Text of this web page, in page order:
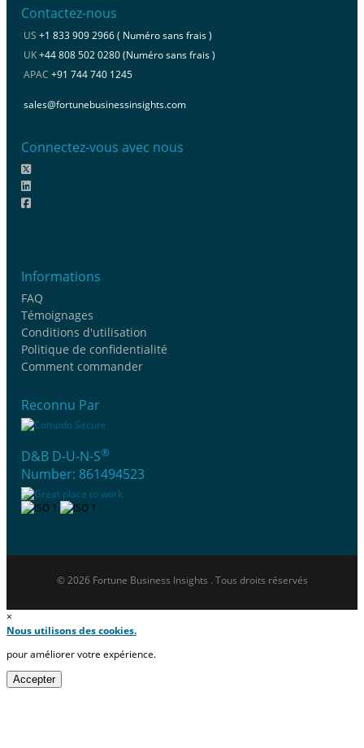
Contactez-nous
US +1 833 909 2966 ( Numéro sans frais )
UK+44 808 502 0280 (Numéro sans frais )
APAC +91 744 740 1245
sales@fortunebusinessinsights.com
Connectez-vous avec nous
Informations
FAQ
Témoignages
Conditions d'utilisation
Politique de confidentialité
Comment commander
Reconnu Par
D&B D-U-N-S®
Number: 861494523
© 2026 Fortune Business Insights . Tous droits réservés
×
Nous utilisons des cookies.
pour améliorer votre expérience.
Accepter